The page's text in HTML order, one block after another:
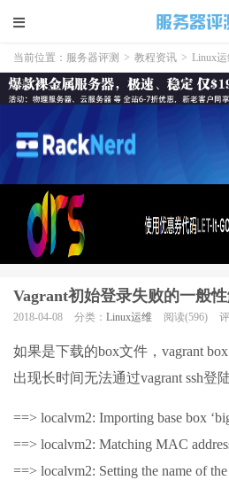
当前位置： 服务器评测 > 教程资讯 > Linux运
Vagrant初始登录失败的一般
2018-04-08 分类： Linux运维 阅读(596)
如果是下载的box文件，vagrant
出现长时间无法通过vagrant ssh登
==> localvm2: Importing base box
==> localvm2: Matching MAC
==> localvm2: Setting the name of